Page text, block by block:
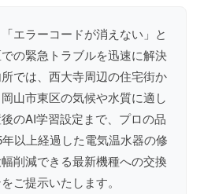
「エラーコードが消えない」と
の緊急トラブルを迅速に解決
では、西大寺周辺の住宅街か
山市東区の気候や水質に適し
のAI学習設定まで、プロの品
以上経過した電気温水器の修
削減できる最新機種への交換
ご提示いたします。